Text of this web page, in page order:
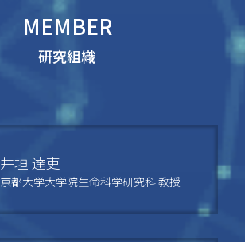
MEMBER
研究組織
井垣 達吏
京都大学大学院生命科学研究科 教授